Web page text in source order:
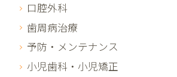
口腔外科
歯周病治療
予防・メンテナンス
小児歯科・小児矯正